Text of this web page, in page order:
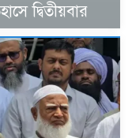
দ্বিতীয়বার